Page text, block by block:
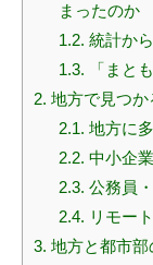
まったのか
1.2. 統計か
1.3. 「まと
2. 地方で見つ
2.1. 地方に
2.2. 中小企
2.3. 公務員
2.4. リモー
3. 地方と都市